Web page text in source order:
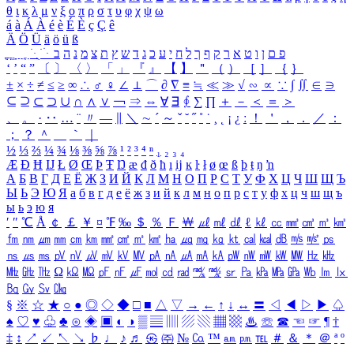
θ ι κ λ μ ν ξ ο π ρ σ τ υ φ χ ψ ω
á à Á À é è É È ç Ç ê
Ä Ö Ü ä ö ü ß
ִֶֹ ֻּ ׁׂ פ ם ן ו ט א ר ק ף ך ל ח י ע כ ג ד ש ץ ת צ מ נ ה ב
‘ ’ “ ” 〔 〕 〈 〉 「 」 『 』 【 】 ＂ （ ） ［ ］ ｛ ｝
± × ÷ ≠ ≤ ≥ ∞ ∴ ♂ ♀ ∠ ⊥ ⌒ ∂ ∇ ≡ ≒ ≪ ≫ √ ∽ ∝ ∵ ∫ ∬ ∈ ∋
⊆ ⊇ ⊂ ⊃ ∪ ∩ ∧ ∨ ￢ ⇒ ⇔ ∀ ∃ ∮ ∑ ∏ ＋ － ＜ ＝
＞
、
。 · ‥ … ¨ 〃 ― ＼ ∼ ´ ～ ˇ ˘ ˝ ˚ ˙ ¸ ¡ ¿ ː ！ ＇ ， ． ／
：
；
？ ＾ ｀
½ ⅓ ⅔ ¼ ¾ ⅛ ⅜ ⅝ ⅞ ¹ ² ³ ⁴ ⁿ ₁ ₂ ₃ ₄
Æ Ð Ħ Ĳ Ł Ø Œ Þ Ŧ Ŋ æ đ ð ħ ı ĳ ĸ ŀ ł ø œ ß þ ŧ ŋ ŉ
А Б В Г Д Е Ё Ж З И Й К Л М Н О П Р С Т У Ф Х Ц Ч Ш Щ Ъ
Ы Ь Э Ю Я а б в г д е ё ж з и й к л м н о п р с т у ф х ц ч ш щ ъ
ы ь э ю я
′ ″ ℃ Å ￠ ￡ ￥ ¤ ℉ ‰ ＄ ％ Ｆ ￦ ㎕ ㎖ ㎗ ℓ ㎘ ㏄ ㎣ ㎤ ㎥ ㎦
㎙ ㎚ ㎛ ㎜ ㎝ ㎞ ㎟ ㎠ ㎡ ㎢ ㏊ ㎍ ㎎ ㎏ ㏏ ㎈ ㎉ ㏈ ㎧ ㎨ ㎰
㎱ ㎲ ㎳ ㎴ ㎵ ㎶ ㎷ ㎸ ㎹ ㎀ ㎁ ㎂ ㎃ ㎄ ㎺ ㎻ ㎽ ㎾ ㎿ ㎐ ㎑
㎒ ㎓ ㎔ Ω ㏀ ㏁ ㎊ ㎋ ㎌ ㏖ ㏅ ㎭ ㎮ ㎯ ㏛ ㎩ ㎪ ㎫ ㎬ ㏝ ㏐
㏓
㏃ ㏉ ㏜ ㏆
§ ※ ☆ ★ ○ ● ◎ ◇ ◆ □ ■ △ ▽ → ← ↑ ↓ ↔ 〓 ◁ ◀ ▷ ▶ ♤
♠ ♡ ♥ ♧ ♣ ⊙ ◈ ▣ ◐ ◑ ▒ ▤ ▨ ▧ ▦ ▩ ♨ ☏ ☎ ☜ ☞ ¶ †
‡ ↕ ↗ ↙ ↖ ↘ ♭ ♩ ♪ ♬ ㉿ ㈜ № ㏇ ™ ㏂ ㏘ ℡ ＃ ＆ ＊ ＠ ª º